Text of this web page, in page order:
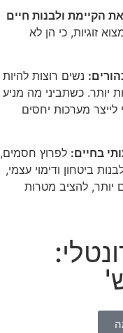
הקיימת ולבנות חיים
זוגיות, כי הן לא
נשים רוצות להיות
יותר. כשתביני מה מניע
מערכות יחסים
בחיים: לפרוץ חסמים,
ביטחון ודימוי עצמי,
יותר, להציב מטרות